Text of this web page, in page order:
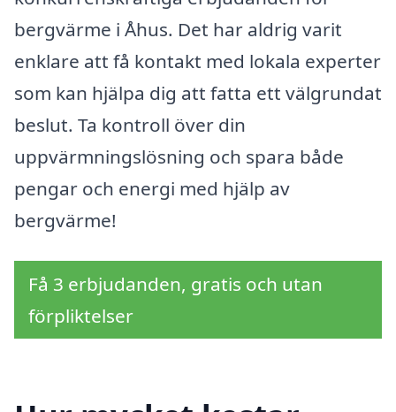
bergvärme i Åhus. Det har aldrig varit
enklare att få kontakt med lokala experter
som kan hjälpa dig att fatta ett välgrundat
beslut. Ta kontroll över din
uppvärmningslösning och spara både
pengar och energi med hjälp av
bergvärme!
Få 3 erbjudanden, gratis och utan
förpliktelser